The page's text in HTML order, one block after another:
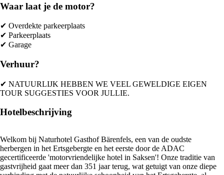
Waar laat je de motor?
✔ Overdekte parkeerplaats
✔ Parkeerplaats
✔ Garage
Verhuur?
✔ NATUURLIJK HEBBEN WE VEEL GEWELDIGE EIGEN
TOUR SUGGESTIES VOOR JULLIE.
Hotelbeschrijving
Welkom bij Naturhotel Gasthof Bärenfels, een van de oudste
herbergen in het Ertsgebergte en het eerste door de ADAC
gecertificeerde 'motorvriendelijke hotel in Saksen'! Onze traditie van
gastvrijheid gaat meer dan 351 jaar terug, wat getuigt van onze diepe